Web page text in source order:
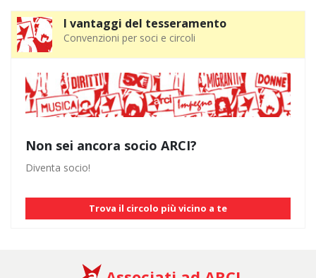
I vantaggi del tesseramento
Convenzioni per soci e circoli
Non sei ancora socio ARCI?
Diventa socio!
Trova il circolo più vicino a te